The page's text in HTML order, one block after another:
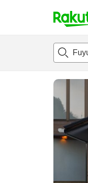
t
p
a
s
a
แนะนำที่พัก